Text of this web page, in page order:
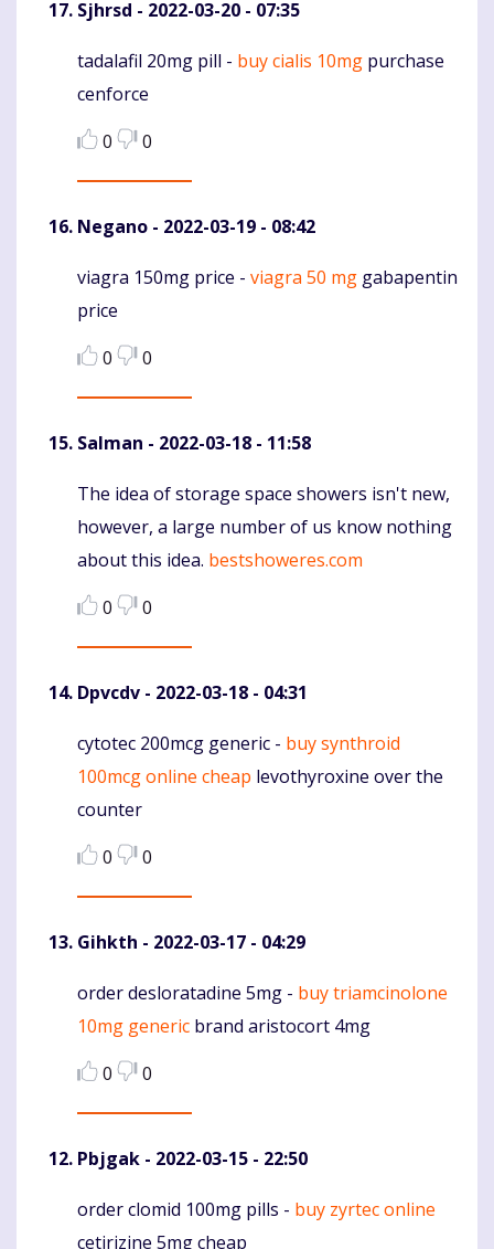
Sjhrsd - 2022-03-20 - 07:35
Komentaras
tadalafil 20mg pill - buy cialis 10mg purchase
cenforce
0
0
Negano - 2022-03-19 - 08:42
Komentaras
viagra 150mg price - viagra 50 mg gabapentin
price
0
0
Salman - 2022-03-18 - 11:58
Komentaras
The idea of storage space showers isn't new,
however, a large number of us know nothing
about this idea. bestshoweres.com
0
0
Dpvcdv - 2022-03-18 - 04:31
Komentaras
cytotec 200mcg generic - buy synthroid
100mcg online cheap levothyroxine over the
counter
0
0
Gihkth - 2022-03-17 - 04:29
Komentaras
order desloratadine 5mg - buy triamcinolone
10mg generic brand aristocort 4mg
0
0
Pbjgak - 2022-03-15 - 22:50
Komentaras
order clomid 100mg pills - buy zyrtec online
cetirizine 5mg cheap